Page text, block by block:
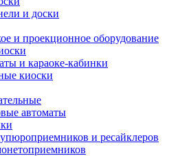
и доски
и проекционное оборудование
и караоке-кабинки
киоски
автоматы
и ресайклеров